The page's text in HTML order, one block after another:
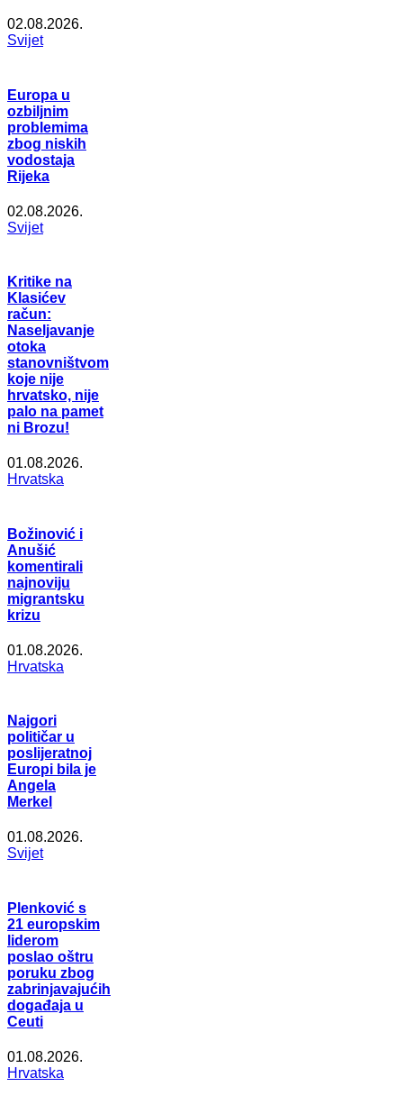
02.08.2026.
Svijet
Europa u
ozbiljnim
problemima
zbog niskih
vodostaja
Rijeka
02.08.2026.
Svijet
Kritike na
Klasićev
račun:
Naseljavanje
otoka
stanovništvom
koje nije
hrvatsko, nije
palo na pamet
ni Brozu!
01.08.2026.
Hrvatska
Božinović i
Anušić
komentirali
najnoviju
migrantsku
krizu
01.08.2026.
Hrvatska
Najgori
političar u
poslijeratnoj
Europi bila je
Angela
Merkel
01.08.2026.
Svijet
Plenković s
21 europskim
liderom
poslao oštru
poruku zbog
zabrinjavajućih
događaja u
Ceuti
01.08.2026.
Hrvatska